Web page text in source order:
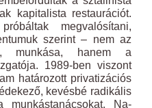
kapitalista restaurációt.
megvalósítani,
szerint – nem az
munkása, hanem a
1989-ben viszont
határozott privatizációs
kevésbé radikális
munkástanácsokat. Na­­